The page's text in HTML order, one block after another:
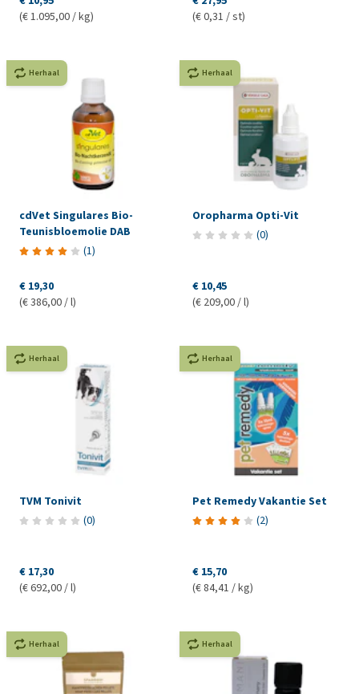
(€ 1.095,00 / kg)
(€ 0,31 / st)
Herhaal
cdVet Singulares Bio-
Teunisbloemolie DAB
(1)
€ 19,30
(€ 386,00 / l)
Herhaal
Oropharma Opti-Vit
(0)
€ 10,45
(€ 209,00 / l)
Herhaal
TVM Tonivit
(0)
€ 17,30
(€ 692,00 / l)
Herhaal
Pet Remedy Vakantie Set
(2)
€ 15,70
(€ 84,41 / kg)
Herhaal Herhaal